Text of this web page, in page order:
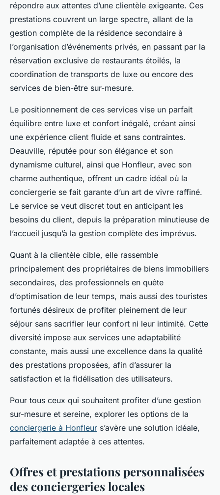
répondre aux attentes d’une clientèle exigeante. Ces
prestations couvrent un large spectre, allant de la
gestion complète de la résidence secondaire à
l’organisation d’événements privés, en passant par la
réservation exclusive de restaurants étoilés, la
coordination de transports de luxe ou encore des
services de bien-être sur-mesure.
Le positionnement de ces services vise un parfait
équilibre entre luxe et confort inégalé, créant ainsi
une expérience client fluide et sans contraintes.
Deauville, réputée pour son élégance et son
dynamisme culturel, ainsi que Honfleur, avec son
charme authentique, offrent un cadre idéal où la
conciergerie se fait garante d’un art de vivre raffiné.
Le service se veut discret tout en anticipant les
besoins du client, depuis la préparation minutieuse de
l’accueil jusqu’à la gestion complète des imprévus.
Quant à la clientèle cible, elle rassemble
principalement des propriétaires de biens immobiliers
secondaires, des professionnels en quête
d’optimisation de leur temps, mais aussi des touristes
fortunés désireux de profiter pleinement de leur
séjour sans sacrifier leur confort ni leur intimité. Cette
diversité impose aux services une adaptabilité
constante, mais aussi une excellence dans la qualité
des prestations proposées, afin d’assurer la
satisfaction et la fidélisation des utilisateurs.
Pour tous ceux qui souhaitent profiter d’une gestion
sur-mesure et sereine, explorer les options de la
conciergerie à Honfleur s’avère une solution idéale,
parfaitement adaptée à ces attentes.
Offres et prestations personnalisées
des conciergeries locales